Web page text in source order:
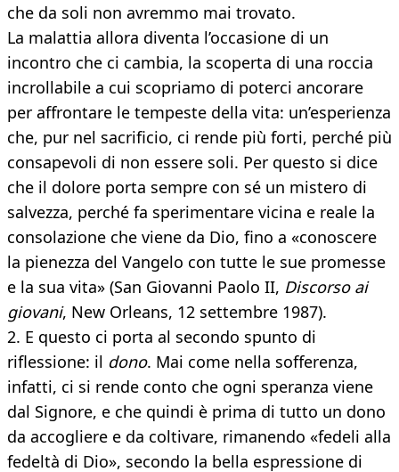
che da soli non avremmo mai trovato.
La malattia allora diventa l’occasione di un
incontro che ci cambia, la scoperta di una roccia
incrollabile a cui scopriamo di poterci ancorare
per affrontare le tempeste della vita: un’esperienza
che, pur nel sacrificio, ci rende più forti, perché più
consapevoli di non essere soli. Per questo si dice
che il dolore porta sempre con sé un mistero di
salvezza, perché fa sperimentare vicina e reale la
consolazione che viene da Dio, fino a «conoscere
la pienezza del Vangelo con tutte le sue promesse
e la sua vita» (San Giovanni Paolo II, Discorso ai
giovani, New Orleans, 12 settembre 1987).
2. E questo ci porta al secondo spunto di
riflessione: il dono. Mai come nella sofferenza,
infatti, ci si rende conto che ogni speranza viene
dal Signore, e che quindi è prima di tutto un dono
da accogliere e da coltivare, rimanendo «fedeli alla
fedeltà di Dio», secondo la bella espressione di